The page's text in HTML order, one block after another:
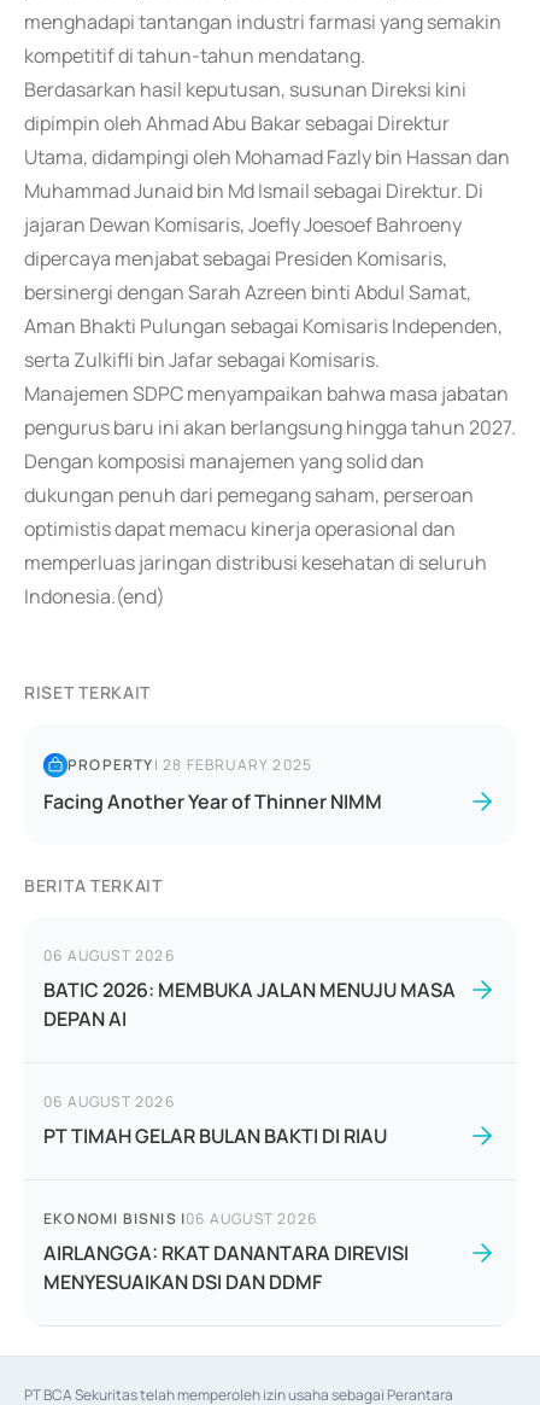
menghadapi tantangan industri farmasi yang semakin
kompetitif di tahun-tahun mendatang.
Berdasarkan hasil keputusan, susunan Direksi kini
dipimpin oleh Ahmad Abu Bakar sebagai Direktur
Utama, didampingi oleh Mohamad Fazly bin Hassan dan
Muhammad Junaid bin Md Ismail sebagai Direktur. Di
jajaran Dewan Komisaris, Joefly Joesoef Bahroeny
dipercaya menjabat sebagai Presiden Komisaris,
bersinergi dengan Sarah Azreen binti Abdul Samat,
Aman Bhakti Pulungan sebagai Komisaris Independen,
serta Zulkifli bin Jafar sebagai Komisaris.
Manajemen SDPC menyampaikan bahwa masa jabatan
pengurus baru ini akan berlangsung hingga tahun 2027.
Dengan komposisi manajemen yang solid dan
dukungan penuh dari pemegang saham, perseroan
optimistis dapat memacu kinerja operasional dan
memperluas jaringan distribusi kesehatan di seluruh
Indonesia.(end)
RISET TERKAIT
PROPERTY|28 FEBRUARY 2025
Facing Another Year of Thinner NIMM
BERITA TERKAIT
06 AUGUST 2026
BATIC 2026: MEMBUKA JALAN MENUJU MASA
DEPAN AI
06 AUGUST 2026
PT TIMAH GELAR BULAN BAKTI DI RIAU
EKONOMI BISNIS |06 AUGUST 2026
AIRLANGGA: RKAT DANANTARA DIREVISI
MENYESUAIKAN DSI DAN DDMF
PT BCA Sekuritas telah memperoleh izin usaha sebagai Perantara